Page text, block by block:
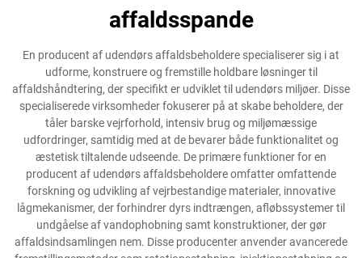
affaldsspande
En producent af udendørs affaldsbeholdere specialiserer sig i at
udforme, konstruere og fremstille holdbare løsninger til
affaldshåndtering, der specifikt er udviklet til udendørs miljøer. Disse
specialiserede virksomheder fokuserer på at skabe beholdere, der
tåler barske vejrforhold, intensiv brug og miljømæssige
udfordringer, samtidig med at de bevarer både funktionalitet og
æstetisk tiltalende udseende. De primære funktioner for en
producent af udendørs affaldsbeholdere omfatter omfattende
forskning og udvikling af vejrbestandige materialer, innovative
lågmekanismer, der forhindrer dyrs indtrængen, afløbssystemer til
undgåelse af vandophobning samt konstruktioner, der gør
affaldsindsamlingen nem. Disse producenter anvender avancerede